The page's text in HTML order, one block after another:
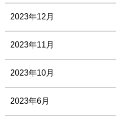
2023年12月
2023年11月
2023年10月
2023年6月